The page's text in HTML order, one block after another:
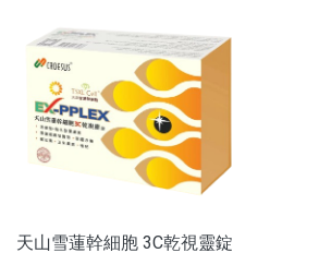
天山雪蓮幹細胞 3C乾視靈錠